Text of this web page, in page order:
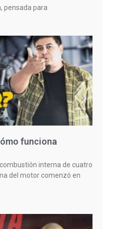
pensada para
funciona
interna de cuatro
del motor comenzó en